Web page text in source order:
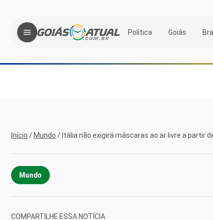
Política Goiás
Início / Mundo / Itália não exigirá máscaras ao ar livre a partir
Mundo
COMPARTILHE ESSA NOTÍCIA